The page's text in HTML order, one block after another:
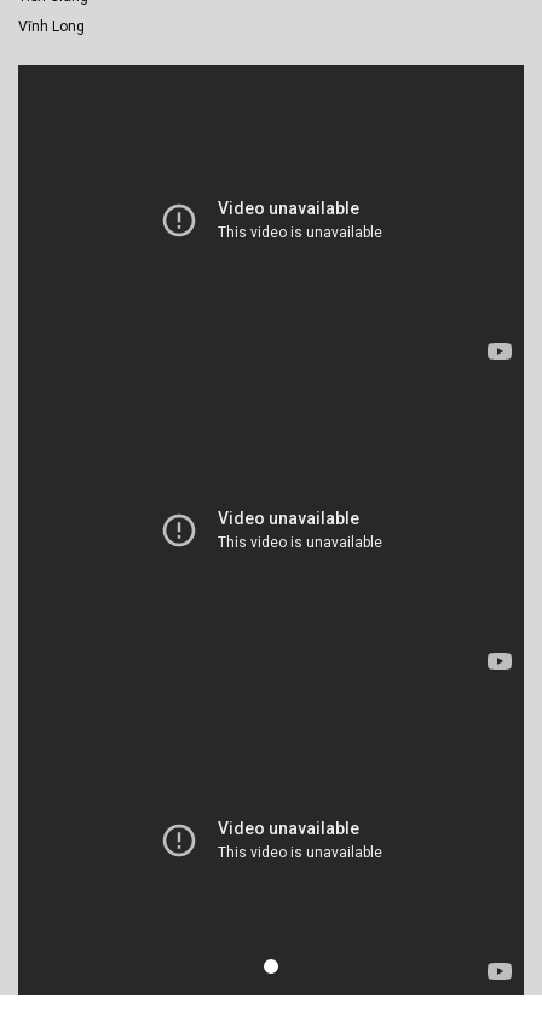
Vĩnh Long